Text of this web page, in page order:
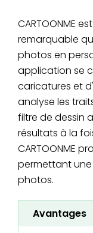
CARTOONME
remarquable
photos en
application se
caricatures et
analyse les
filtre de dessin
résultats à la
CARTOONME
permettant
photos.
Avantages